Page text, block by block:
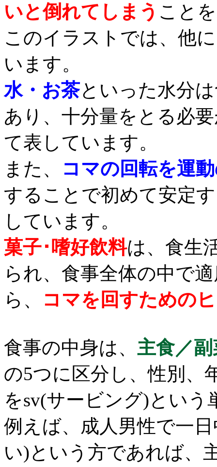
いと倒れてしまう こと
このイラストでは、他
います。
水・お茶といった水分
あり、十分量をとる必
て表しています。
また、
コマの回転を運
することで初めて安定
しています。
菓子･嗜好飲料は、食生
られ、食事全体の中で
ら、
コマを回すための
食事の中身は、 主食／
の5つに区分し、性別、
をsv(サービング)とい
例えば、成人男性で一
い)という方であれば、